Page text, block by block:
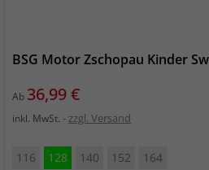
BSG Motor Zschopau Kinder
Ab Preis
36,99 €
inkl. MwSt. zzgl. Versand
116 128 140 152 164